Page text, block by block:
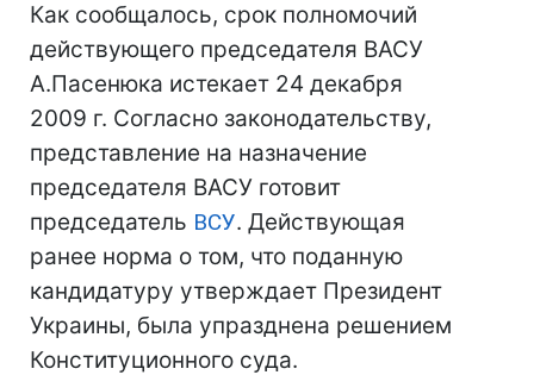
Как сообщалось, срок полномочий
действующего председателя ВАСУ
А.Пасенюка истекает 24 декабря
2009 г. Согласно законодательству,
представление на назначение
председателя ВАСУ готовит
председатель ВСУ. Действующая
ранее норма о том, что поданную
кандидатуру утверждает Президент
Украины, была упразднена решением
Конституционного суда.